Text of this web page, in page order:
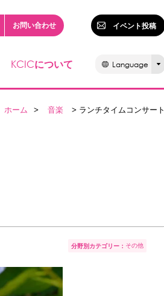
お問い合わせ イベント投稿
KCICについて Language
ホーム > 音楽 > ランチタイムコンサート
分野別カテゴリー： その他